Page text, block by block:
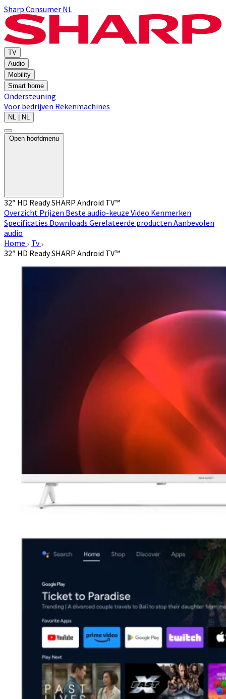
Sharp Consumer NL
TV
Audio
Mobility
Smart home
Ondersteuning
Voor bedrijven Rekenmachines
NL | NL
Open hoofdmenu
32″ HD Ready SHARP Android TV™
Overzicht Prijzen Beste audio-keuze Video Kenmerken
Specificaties Downloads Gerelateerde producten Aanbevolen
audio
Home
Tv
32″ HD Ready SHARP Android TV™